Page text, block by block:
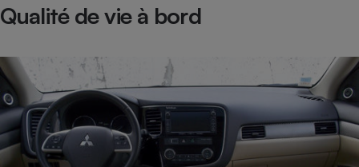
Qualité de vie à bord
Cafetière à expressos